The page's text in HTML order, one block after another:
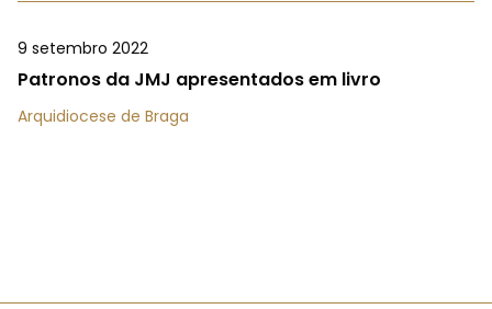
9 setembro 2022
Patronos da JMJ apresentados em livro
Arquidiocese de Braga